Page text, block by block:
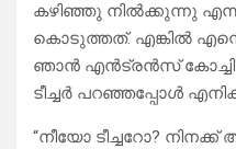
കഴിഞ്ഞു നിൽക്കുന്നു
കൊടുത്തത്. എങ്കിൽ
ഞാൻ എൻട്രൻസ്
ടീച്ചർ പറഞ്ഞപ്പോൾ
“നീയോ ടീച്ചറോ? നിനക്ക്